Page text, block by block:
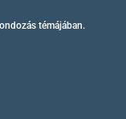
témájában.